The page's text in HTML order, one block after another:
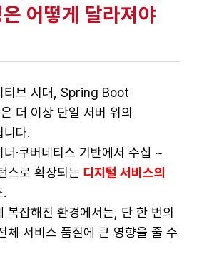
어떻게 달라져야
티브 시대, Spring Boot
더 이상 단일 서버 위의
니다.
·쿠버네티스 기반에서 수십 ~
스로 확장되는 디지털 서비스의
.
복잡해진 환경에서는, 단 한 번의
체 서비스 품질에 큰 영향을 줄 수